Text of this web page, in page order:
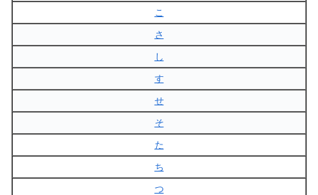
こ
さ
し
す
せ
そ
た
ち
つ